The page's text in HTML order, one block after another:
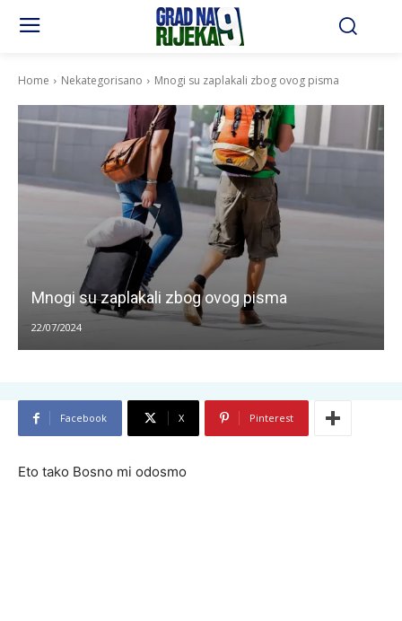
Home Nekategorisano Mnogi su zaplakali zbog ovog pisma
Mnogi su zaplakali zbog ovog pisma
22/07/2024
Facebook X Pinterest
Eto tako Bosno mi odosmo